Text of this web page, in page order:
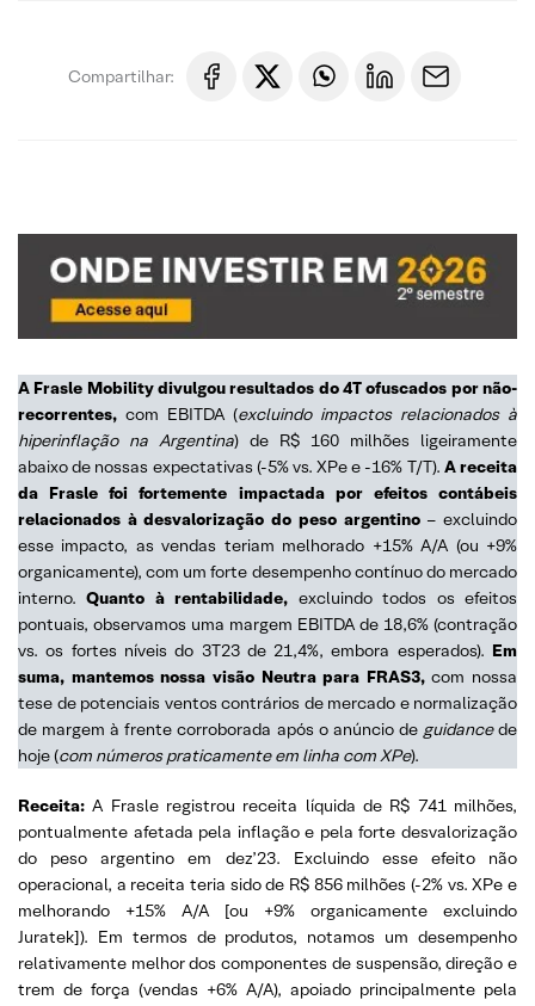
Compartilhar:
A Frasle Mobility divulgou resultados do 4T ofuscados por não-
recorrentes, com EBITDA (excluindo impactos relacionados à
hiperinflação na Argentina) de R$ 160 milhões ligeiramente
abaixo de nossas expectativas (-5% vs. XPe e -16% T/T). A receita
da Frasle foi fortemente impactada por efeitos contábeis
relacionados à desvalorização do peso argentino – excluindo
esse impacto, as vendas teriam melhorado +15% A/A (ou +9%
organicamente), com um forte desempenho contínuo do mercado
interno.Quanto à rentabilidade, excluindo todos os efeitos
pontuais, observamos uma margem EBITDA de 18,6% (contração
vs. os fortes níveis do 3T23 de 21,4%, embora esperados). Em
suma, mantemos nossa visão Neutra para FRAS3,com nossa
tese de potenciais ventos contrários de mercado e normalização
de margem à frente corroborada após o anúncio de guidancede
hoje (com números praticamente em linha com XPe).
Receita:A Frasle registrou receita líquida de R$ 741 milhões,
pontualmente afetada pela inflação e pela forte desvalorização
do peso argentino em dez’23. Excluindo esse efeito não
operacional, a receita teria sido de R$ 856 milhões (-2% vs. XPe e
melhorando +15% A/A [ou +9% organicamente excluindo
Juratek]). Em termos de produtos, notamos um desempenho
relativamente melhor dos componentes de suspensão, direção e
trem de força (vendas +6% A/A), apoiado principalmente pela